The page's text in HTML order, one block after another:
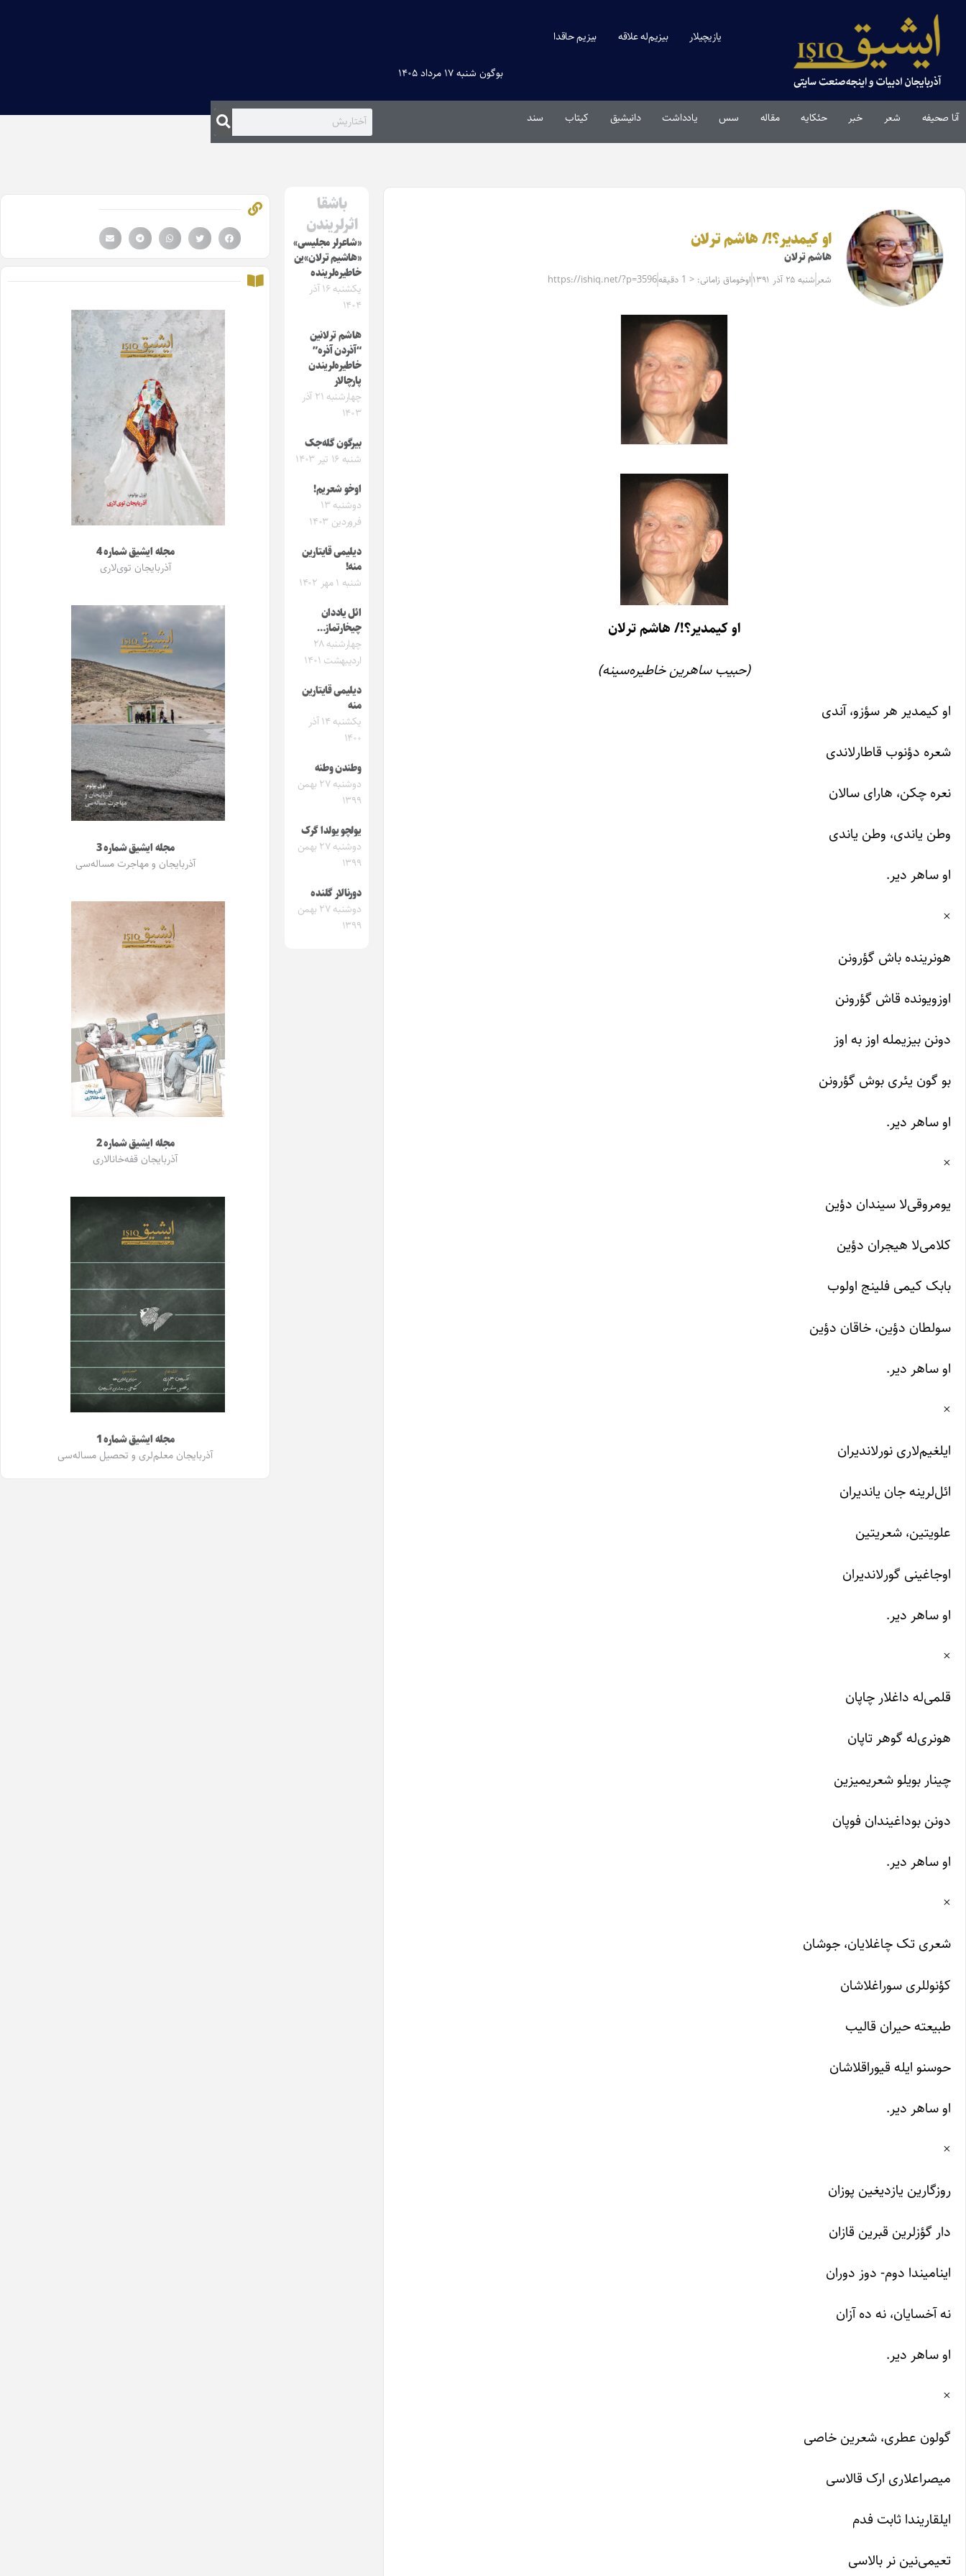
یازیچیلار بیزیم‌له علاقه بیزیم حاقدا
بوگون شنبه ۱۷ مرداد ۱۴۰۵
آنا صحیفه شعر خبر حئکایه مقاله‌ سس یادداشت دانیشیق کیتاب سند
او کیمدیر؟!/ هاشم ترلان
هاشم ترلان
شعر شنبه ۲۵ آذر ۱۳۹۱ اوخوماق زامانی: < 1 دقیقه https://ishiq.net/?p=3596
او کیمدیر؟!/ هاشم ترلان
(حبیب ساهرین خاطیره‌سینه)
او کیمدیر هر سؤزو، آندی
شعره دؤنوب قاطارلاندی
نعره چکن، هارای سالان
وطن یاندی، وطن یاندی
او ساهر دیر.
×
هونرینده باش گؤرونن
اوزویونده قاش گؤرونن
دونن بیزیمله اوز به اوز
بو گون یئری بوش گؤرونن
او ساهر دیر.
×
یومروقی‌لا سیندان دؤین
کلامی‌لا هیجران دؤین
بابک کیمی فلینج اولوب
سولطان دؤین، خاقان دؤین
او ساهر دیر.
×
ایلغیم‌لاری نورلاندیران
ائل‌لرینه جان یاندیران
علویتین، شعریتین
اوجاغینی گورلاندیران
او ساهر دیر.
×
قلمی‌له داغلار چاپان
هونری‌له گوهر تاپان
چینار بویلو شعریمیزین
دونن بوداغیندان فوپان
او ساهر دیر.
×
شعری تک چاغلایان، جوشان
کؤنوللری سوراغلاشان
طبیعته حیران قالیب
حوسنو ایله قیوراقلاشان
او ساهر دیر.
×
روزگارین یازدیغین پوزان
دار گؤزلرین قبرین قازان
اینامیندا دوم- دوز دوران
نه آخسایان، نه ده آزان
او ساهر دیر.
×
گولون عطری، شعرین خاصی
میصراعلاری ارک قالاسی
ایلقاریندا ثابت فدم
تعیمی‌نین نر بالاسی
باشقا
اثرلریندن
«شاعرلر مجلیسی»
«هاشیم ترلان»ین
خاطیره‌لرینده
یکشنبه ۱۶ آذر
۱۴۰۴
هاشم ترلانین
“آذردن آذره”
خاطیره‌لریندن
پارچالار
چهارشنبه ۲۱ آذر
۱۴۰۳
بیرگون گله‌جک
شنبه ۱۶ تیر ۱۴۰۳
اوخو شعریم!
دوشنبه ۱۳
فروردین ۱۴۰۳
دیلیمی قایتارین
منه!
شنبه ۱ مهر ۱۴۰۲
ائل یاددان
چیخارتماز…
چهارشنبه ۲۸
اردیبهشت ۱۴۰۱
دیلیمی قایتارین
منه
یکشنبه ۱۴ آذر
۱۴۰۰
وطندن وطنه
دوشنبه ۲۷ بهمن
۱۳۹۹
یولچو یولدا گرک
دوشنبه ۲۷ بهمن
۱۳۹۹
دورنالار گلنده
دوشنبه ۲۷ بهمن
۱۳۹۹
مجله ایشیق شماره 4
آذربایجان توی‌لاری
مجله ایشیق شماره 3
آذربایجان و مهاجرت مساله‌سی
مجله ایشیق شماره 2
آذربایجان قفه‌خانالاری
مجله ایشیق شماره 1
آذربایجان معلم‌لری و تحصیل مساله‌سی